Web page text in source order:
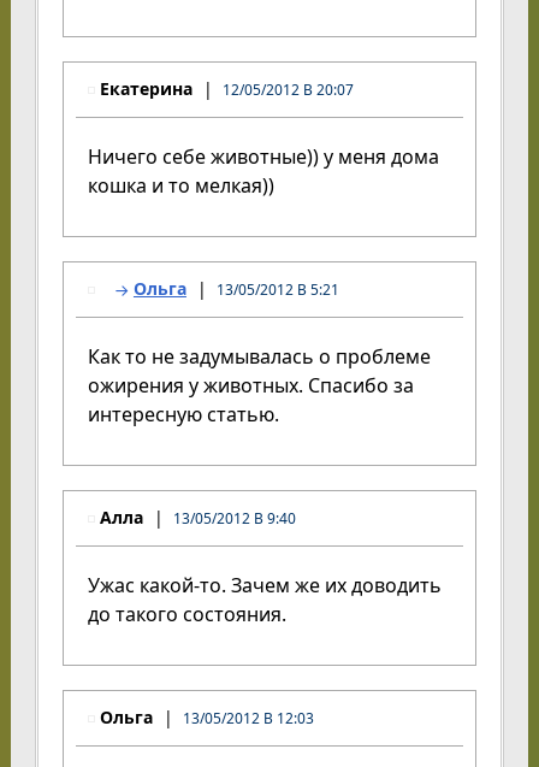
Екатерина 12/05/2012 В 20:07
Ничего себе животные)) у меня дома
кошка и то мелкая))
Ольга 13/05/2012 В 5:21
Как то не задумывалась о проблеме
ожирения у животных. Спасибо за
интересную статью.
Алла 13/05/2012 В 9:40
Ужас какой-то. Зачем же их доводить
до такого состояния.
Ольга 13/05/2012 В 12:03